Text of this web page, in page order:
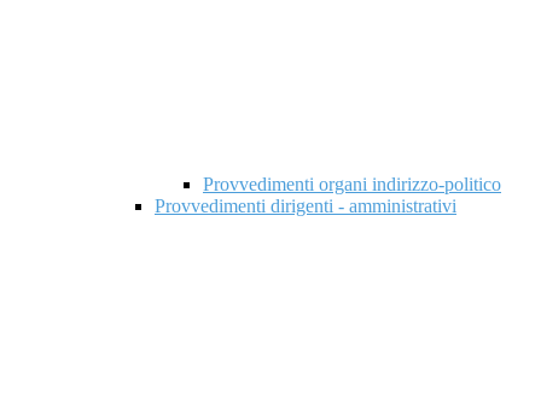
Provvedimenti organi indirizzo-politico
Provvedimenti dirigenti - amministrativi